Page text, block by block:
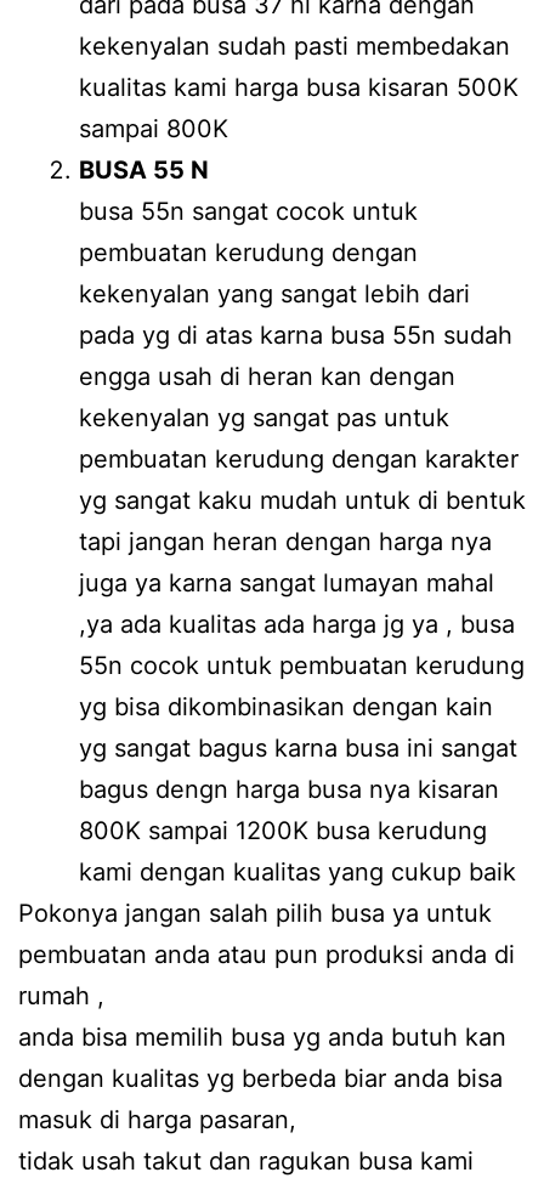
kekenyalan sudah pasti membedakan
kualitas kami harga busa kisaran 500K
sampai 800K
BUSA 55 N
busa 55n sangat cocok untuk
pembuatan kerudung dengan
kekenyalan yang sangat lebih dari
pada yg di atas karna busa 55n sudah
engga usah di heran kan dengan
kekenyalan yg sangat pas untuk
pembuatan kerudung dengan karakter
yg sangat kaku mudah untuk di bentuk
tapi jangan heran dengan harga nya
juga ya karna sangat lumayan mahal
,ya ada kualitas ada harga jg ya , busa
55n cocok untuk pembuatan kerudung
yg bisa dikombinasikan dengan kain
yg sangat bagus karna busa ini sangat
bagus dengn harga busa nya kisaran
800K sampai 1200K busa kerudung
kami dengan kualitas yang cukup baik
Pokonya jangan salah pilih busa ya untuk
pembuatan anda atau pun produksi anda di
rumah ,
anda bisa memilih busa yg anda butuh kan
dengan kualitas yg berbeda biar anda bisa
masuk di harga pasaran,
tidak usah takut dan ragukan busa kami